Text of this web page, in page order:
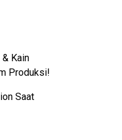
Kain
Produksi!
Saat